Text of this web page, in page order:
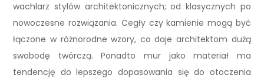
wachlarz stylów architektonicznych; od klasycznych po
nowoczesne rozwiązania. Cegły czy kamienie mogą być
łączone w różnorodne wzory, co daje architektom dużą
swobodę twórczą. Ponadto mur jako materiał ma
tendencję do lepszego dopasowania się do otoczenia